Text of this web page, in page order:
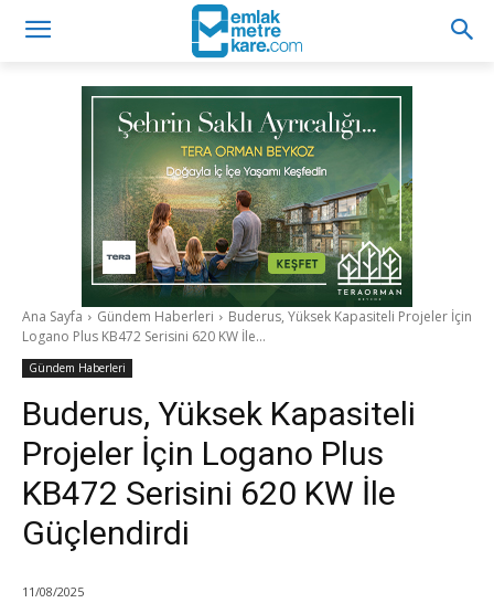
Ana Sayfa Gündem Haberleri
Buderus, Yüksek Kapasiteli Projeler İçin
Logano Plus KB472 Serisini 620 KW İle...
Gündem Haberleri
Buderus, Yüksek Kapasiteli
Projeler İçin Logano Plus
KB472 Serisini 620 KW İle
Güçlendirdi
11/08/2025